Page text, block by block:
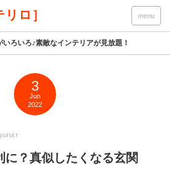
ロ］ menu
ろいろ♪素敵なインテリアが見放題！
3
Jun
2022
に？真似したくなる玄関